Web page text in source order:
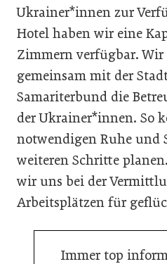
Ukrainer*innen zur
Hotel haben wir eine
Zimmern verfügbar.
gemeinsam mit der
Samariterbund die
der Ukrainer*innen. So
notwendigen Ruhe und
weiteren Schritte
wir uns bei der
Arbeitsplätzen für
Immer top